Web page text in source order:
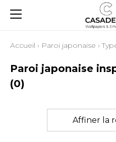
Accueil › Paroi japonaise ›
Paroi japonaise
(0)
Affiner la